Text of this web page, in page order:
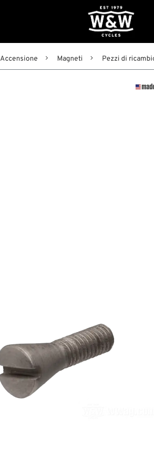
Accensione Magneti Pezzi di